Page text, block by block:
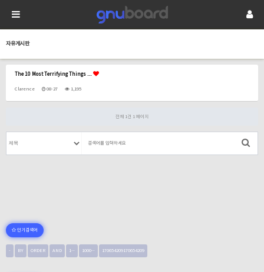
자유게시판
The 10 Most Terrifying Things …
Clarence 08-27 1,195
전체 1건 1 페이지
인기검색어
- BY ORDER AND 1-- 1000-- 170654209170654209